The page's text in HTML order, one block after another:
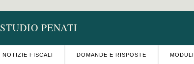
STUDIO PENATI
NOTIZIE FISCALI DOMANDE E RISPOSTE MODULI